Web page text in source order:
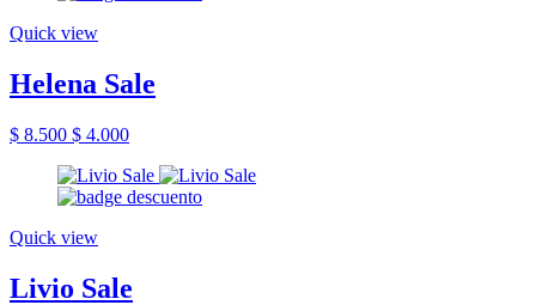
Quick view
Helena Sale
$ 8.500 $ 4.000
Quick view
Livio Sale